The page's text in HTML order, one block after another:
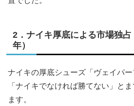
2．ナイキ厚底による市場独
年）
ナイキの厚底シューズ「ヴェイパー
「ナイキでなければ勝てない」と
ます。